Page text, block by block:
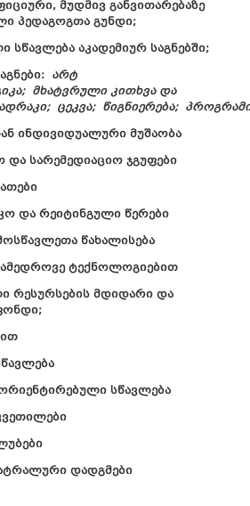
მუდმივ განვითარებაზე
პედაგოგთა გუნდი;
სწავლება აკადემიურ საგნებში;
არტ
მხატვრული კითხვა და
ცეკვა; წიგნიერება;
ინდივიდუალური მუშაობა
სარემედიაციო ჯგუფები
და რეიტინგული წერები
წახალისება
ტექნოლოგიებით
რესურსების მდიდარი და
სწავლება
დადგმები